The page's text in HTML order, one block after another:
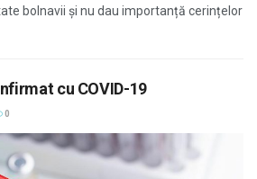
bolnavii și nu dau importanță cerințelor
cu COVID-19
0